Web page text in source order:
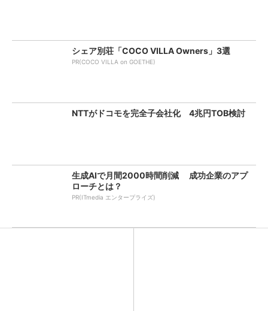
シェア別荘「COCO VILLA Owners」3選
PR(COCO VILLA on GOETHE)
NTTがドコモを完全子会社化 4兆円TOB検討
生成AIで月間2000時間削減 成功企業のアプ
ローチとは？
PR(ITmedia エンタープライズ)